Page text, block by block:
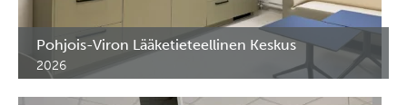
Pohjois-Viron Lääketieteellinen Keskus
2026
Laboratoriokalusteet Pohjois-Viron Lääketieteellisen
Keskuksen verikeskukseen. Tallinn, Eesti.